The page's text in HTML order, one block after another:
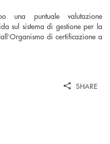
una puntuale valutazione
sul sistema di gestione per la
di certificazione a
SHARE